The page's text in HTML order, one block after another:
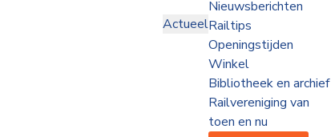
Actueel
Nieuwsberichten
Railtips
Openingstijden
Winkel
Bibliotheek en archief
Railvereniging van
toen en nu